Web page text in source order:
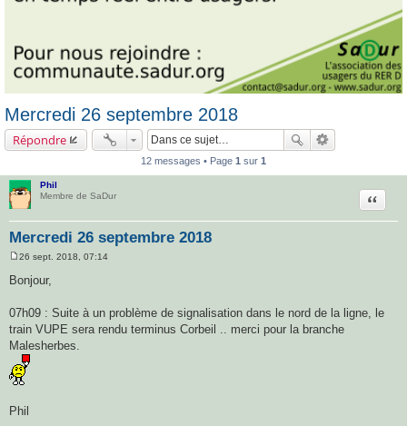
Mercredi 26 septembre 2018
Répondre
12 messages • Page 1 sur 1
Phil
Membre de SaDur
Mercredi 26 septembre 2018
s
a
g
e
26 sept. 2018, 07:14
Bonjour,
07h09 : Suite à un problème de signalisation dans le nord de la ligne, le
train VUPE sera rendu terminus Corbeil .. merci pour la branche
Malesherbes.
Phil